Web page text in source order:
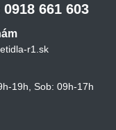
0918 661 603
r1.sk
19h, Sob: 09h-17h